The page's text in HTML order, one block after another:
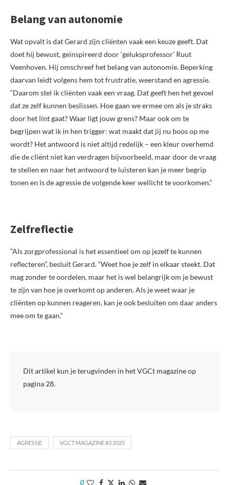
Belang van autonomie
Wat opvalt is dat Gerard zijn cliënten vaak een keuze geeft. Dat
doet hij bewust, geïnspireerd door ‘geluksprofessor’ Ruut
Veenhoven. Hij omschreef het belang van autonomie. Beperking
daarvan leidt volgens hem tot frustratie, weerstand en agressie.
“Daarom stel ik cliënten vaak een vraag. Dat geeft hen het gevoel
dat ze zelf kunnen beslissen. Hoe gaan we ermee om als je straks
door het lint gaat? Waar ligt jouw grens? Maar ook om te
begrijpen wat ik in hen trigger: wat maakt dat jij nu boos op me
wordt? Het antwoord is niet altijd redelijk – een kleur overhemd
die de cliënt niet kan verdragen bijvoorbeeld, maar door de vraag
te stellen en naar het antwoord te luisteren kan je meer begrip
tonen en is de agressie de volgende keer wellicht te voorkomen.”
Zelfreflectie
“Als zorgprofessional is het essentieel om op jezelf te kunnen
reflecteren”, besluit Gerard. “Weet hoe je zelf in elkaar steekt. Dat
mag zonder te oordelen, maar het is wel belangrijk om je bewust
te zijn van hoe je overkomt op anderen. Als je weet waar je
cliënten op kunnen reageren, kan je ook besluiten om daar anders
mee om te gaan.”
Dit artikel kun je terugvinden in het VGCt magazine op
pagina 28.
AGRESSIE VGCT MAGAZINE #3 2025
0